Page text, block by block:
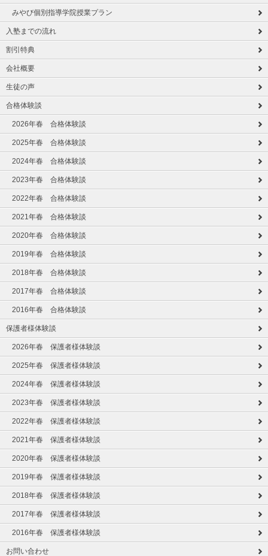
みやび個別指導学院授業プラン
入塾までの流れ
割引特典
会社概要
生徒の声
合格体験談
2026年春 合格体験談
2025年春 合格体験談
2024年春 合格体験談
2023年春 合格体験談
2022年春 合格体験談
2021年春 合格体験談
2020年春 合格体験談
2019年春 合格体験談
2018年春 合格体験談
2017年春 合格体験談
2016年春 合格体験談
保護者様体験談
2026年春 保護者様体験談
2025年春 保護者様体験談
2024年春 保護者様体験談
2023年春 保護者様体験談
2022年春 保護者様体験談
2021年春 保護者様体験談
2020年春 保護者様体験談
2019年春 保護者様体験談
2018年春 保護者様体験談
2017年春 保護者様体験談
2016年春 保護者様体験談
お問い合わせ